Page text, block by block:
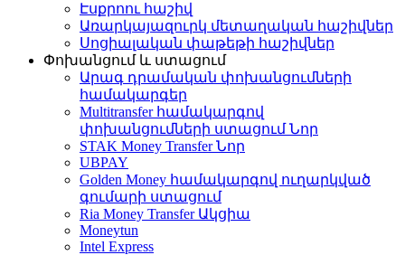
Էսքրոու հաշիվ
Առարկայազուրկ մետաղական հաշիվներ
Սոցիալական փաթեթի հաշիվներ
Փոխանցում և ստացում
Արագ դրամական փոխանցումների
համակարգեր
Multitransfer համակարգով
փոխանցումների ստացումՆոր
STAK Money TransferՆոր
UBPAY
Golden Money համակարգով ուղարկված
գումարի ստացում
Ria Money Transfer Ակցիա
Moneytun
Intel Express